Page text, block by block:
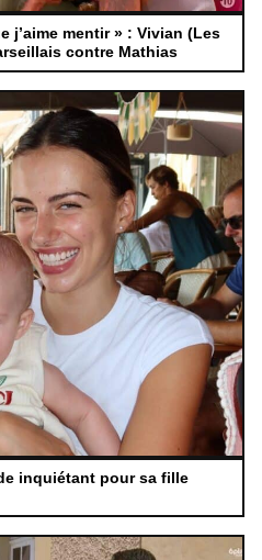
j’aime mentir » : Vivian (Les
contre Mathias
inquiétant pour sa fille